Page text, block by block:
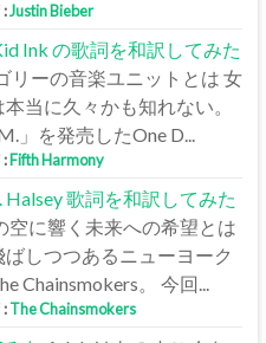
:Justin Bieber
Ink の歌詞を和訳してみた
リーの音楽ユニットとは 女
当に久々かも知れない。
」を発売したOne D...
:Fifth Harmony
Halsey 歌詞を和訳してみた
空に響く未来への希望とは
しつつあるニューヨーク
Chainsmokers。 今回...
:The Chainsmokers